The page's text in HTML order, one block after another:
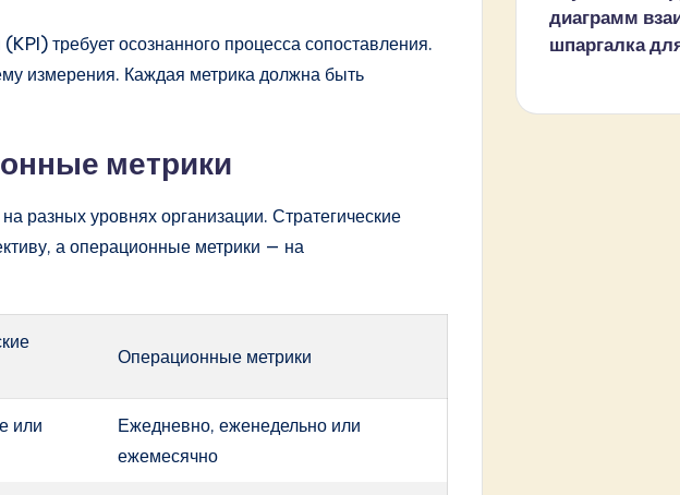
требует осознанного процесса сопоставления.
измерения. Каждая метрика должна быть
метрики
разных уровнях организации. Стратегические
а операционные метрики — на
Операционные метрики
или
Ежедневно, еженедельно или
ежемесячно
диаграмм
шпаргалка